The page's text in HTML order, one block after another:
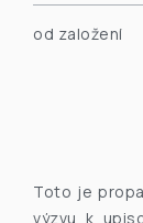
od založení
Toto je
výzvu k